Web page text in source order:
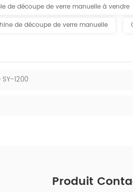
de découpe de verre manuelle à vendre
de découpe de verre manuelle
1200
Produit